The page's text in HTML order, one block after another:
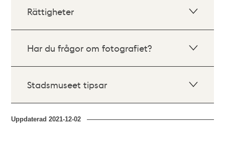
Rättigheter
Har du frågor om fotografiet?
Stadsmuseet tipsar
Uppdaterad2021-12-02